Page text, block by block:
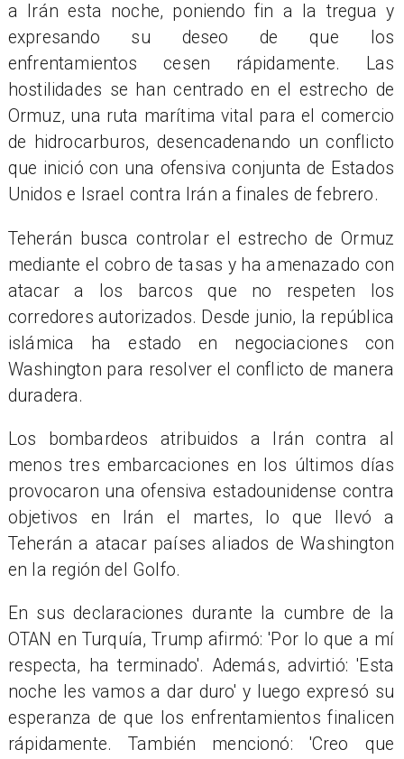
a Irán esta noche, poniendo fin a la tregua y
expresando su deseo de que los
enfrentamientos cesen rápidamente. Las
hostilidades se han centrado en el estrecho de
Ormuz, una ruta marítima vital para el comercio
de hidrocarburos, desencadenando un conflicto
que inició con una ofensiva conjunta de Estados
Unidos e Israel contra Irán a finales de febrero.
Teherán busca controlar el estrecho de Ormuz
mediante el cobro de tasas y ha amenazado con
atacar a los barcos que no respeten los
corredores autorizados. Desde junio, la república
islámica ha estado en negociaciones con
Washington para resolver el conflicto de manera
duradera.
Los bombardeos atribuidos a Irán contra al
menos tres embarcaciones en los últimos días
provocaron una ofensiva estadounidense contra
objetivos en Irán el martes, lo que llevó a
Teherán a atacar países aliados de Washington
en la región del Golfo.
En sus declaraciones durante la cumbre de la
OTAN en Turquía, Trump afirmó: 'Por lo que a mí
respecta, ha terminado'. Además, advirtió: 'Esta
noche les vamos a dar duro' y luego expresó su
esperanza de que los enfrentamientos finalicen
rápidamente. También mencionó: 'Creo que